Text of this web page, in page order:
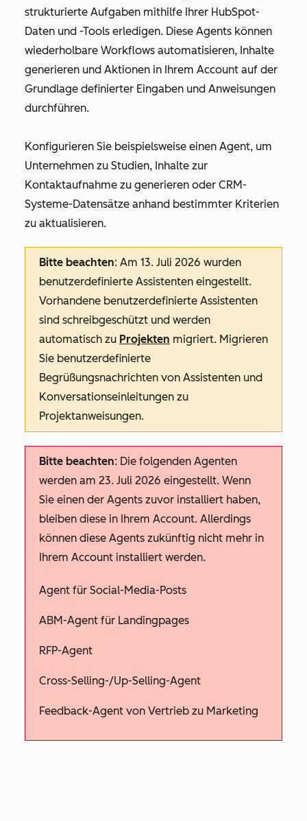
strukturierte Aufgaben mithilfe Ihrer HubSpot-
Daten und -Tools erledigen. Diese Agents können
wiederholbare Workflows automatisieren, Inhalte
generieren und Aktionen in Ihrem Account auf der
Grundlage definierter Eingaben und Anweisungen
durchführen.
Konfigurieren Sie beispielsweise einen Agent, um
Unternehmen zu Studien, Inhalte zur
Kontaktaufnahme zu generieren oder CRM-
Systeme-Datensätze anhand bestimmter Kriterien
zu aktualisieren.
Bitte beachten: Am 13. Juli 2026 wurden
benutzerdefinierte Assistenten eingestellt.
Vorhandene benutzerdefinierte Assistenten
sind schreibgeschützt und werden
automatisch zu Projekten migriert. Migrieren
Sie benutzerdefinierte
Begrüßungsnachrichten von Assistenten und
Konversationseinleitungen zu
Projektanweisungen.
Bitte beachten: Die folgenden Agenten
werden am 23. Juli 2026 eingestellt. Wenn
Sie einen der Agents zuvor installiert haben,
bleiben diese in Ihrem Account. Allerdings
können diese Agents zukünftig nicht mehr in
Ihrem Account installiert werden.
Agent für Social-Media-Posts
ABM-Agent für Landingpages
RFP-Agent
Cross-Selling-/Up-Selling-Agent
Feedback-Agent von Vertrieb zu Marketing